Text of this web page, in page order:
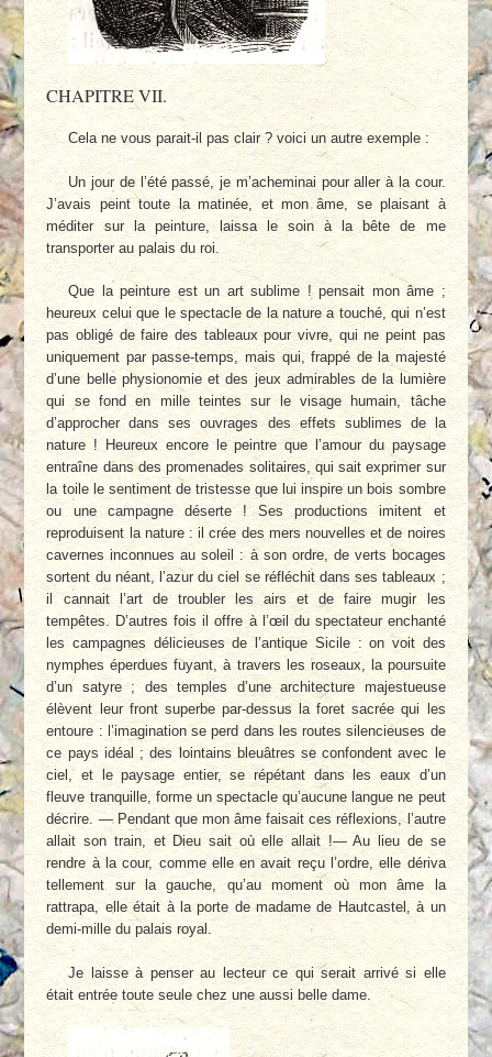
CHAPITRE VII.
Cela ne vous parait-il pas clair ? voici un autre exemple :
Un jour de l’été passé, je m’acheminai pour aller à la cour.
J’avais peint toute la matinée, et mon âme, se plaisant à
méditer sur la peinture, laissa le soin à la bête de me
transporter au palais du roi.
Que la peinture est un art sublime ! pensait mon âme ;
heureux celui que le spectacle de la nature a touché, qui n’est
pas obligé de faire des tableaux pour vivre, qui ne peint pas
uniquement par passe-temps, mais qui, frappé de la majesté
d’une belle physionomie et des jeux admirables de la lumière
qui se fond en mille teintes sur le visage humain, tâche
d’approcher dans ses ouvrages des effets sublimes de la
nature ! Heureux encore le peintre que l’amour du paysage
entraîne dans des promenades solitaires, qui sait exprimer sur
la toile le sentiment de tristesse que lui inspire un bois sombre
ou une campagne déserte ! Ses productions imitent et
reproduisent la nature : il crée des mers nouvelles et de noires
cavernes inconnues au soleil : à son ordre, de verts bocages
sortent du néant, l’azur du ciel se réfléchit dans ses tableaux ;
il cannait l’art de troubler les airs et de faire mugir les
tempêtes. D’autres fois il offre à l’œil du spectateur enchanté
les campagnes délicieuses de l’antique Sicile : on voit des
nymphes éperdues fuyant, à travers les roseaux, la poursuite
d’un satyre ; des temples d’une architecture majestueuse
élèvent leur front superbe par-dessus la foret sacrée qui les
entoure : l’imagination se perd dans les routes silencieuses de
ce pays idéal ; des lointains bleuâtres se confondent avec le
ciel, et le paysage entier, se répétant dans les eaux d’un
fleuve tranquille, forme un spectacle qu’aucune langue ne peut
décrire. — Pendant que mon âme faisait ces réflexions, l’autre
allait son train, et Dieu sait où elle allait !— Au lieu de se
rendre à la cour, comme elle en avait reçu l’ordre, elle dériva
tellement sur la gauche, qu’au moment où mon âme la
rattrapa, elle était à la porte de madame de Hautcastel, à un
demi-mille du palais royal.
Je laisse à penser au lecteur ce qui serait arrivé si elle
était entrée toute seule chez une aussi belle dame.